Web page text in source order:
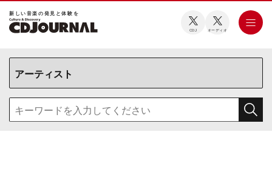
新しい⾳楽の発⾒と体験を
CDJ オーディオ